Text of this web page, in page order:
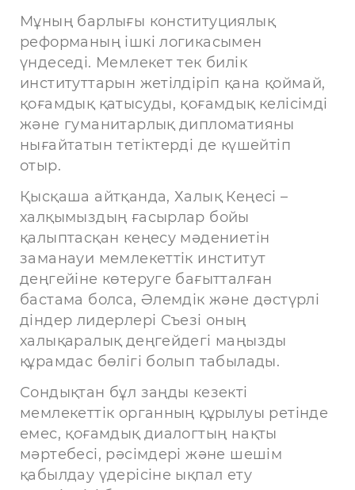
Мұның барлығы конституциялық
реформаның ішкі логикасымен
үндеседі. Мемлекет тек билік
институттарын жетілдіріп қана қоймай,
қоғамдық қатысуды, қоғамдық келісімді
және гуманитарлық дипломатияны
нығайтатын тетіктерді де күшейтіп
отыр.
Қысқаша айтқанда, Халық Кеңесі –
халқымыздың ғасырлар бойы
қалыптасқан кеңесу мәдениетін
заманауи мемлекеттік институт
деңгейіне көтеруге бағытталған
бастама болса, Әлемдік және дәстүрлі
діндер лидерлері Съезі оның
халықаралық деңгейдегі маңызды
құрамдас бөлігі болып табылады.
Сондықтан бұл заңды кезекті
мемлекеттік органның құрылуы ретінде
емес, қоғамдық диалогтың нақты
мәртебесі, рәсімдері және шешім
қабылдау үдерісіне ықпал ету